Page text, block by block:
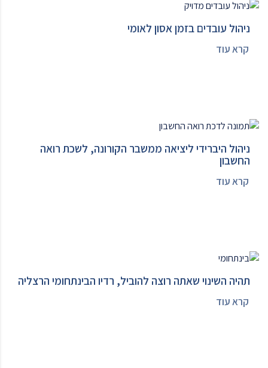
ניהול עובדים בזמן אסון לאומי
קרא עוד
ניהול היברידי ליציאה ממשבר הקורונה, לשכת רואה
החשבון
קרא עוד
תהיה השינוי שאתה רוצה להוביל, רדיו הבינתחומי הרצליה
קרא עוד